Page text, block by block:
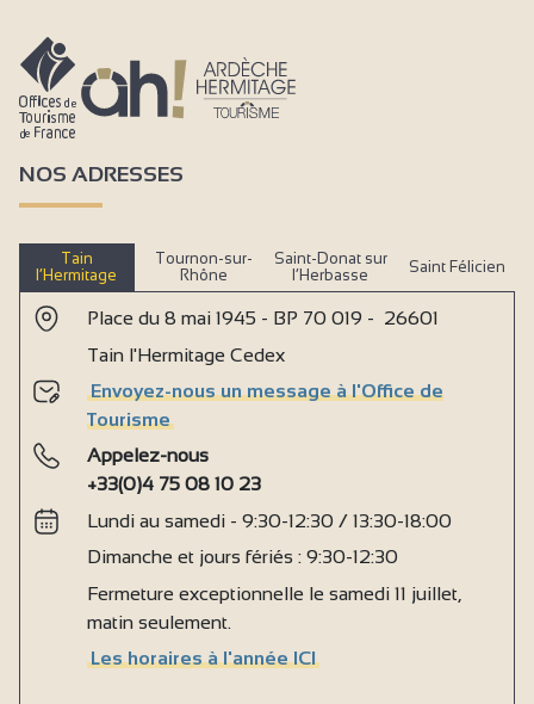
NOS ADRESSES
Tain
l’Hermitage
Tournon-sur-
Rhône
Saint-Donat sur
l’Herbasse
Saint Félicien
Place du 8 mai 1945 - BP 70 019 - 26601
Tain l'Hermitage Cedex
Envoyez-nous un message à l'Office de
Tourisme
Appelez-nous
+33(0)4 75 08 10 23
Lundi au samedi - 9:30-12:30 / 13:30-18:00
Dimanche et jours fériés : 9:30-12:30
Fermeture exceptionnelle le samedi 11 juillet,
matin seulement.
Les horaires à l'année ICI